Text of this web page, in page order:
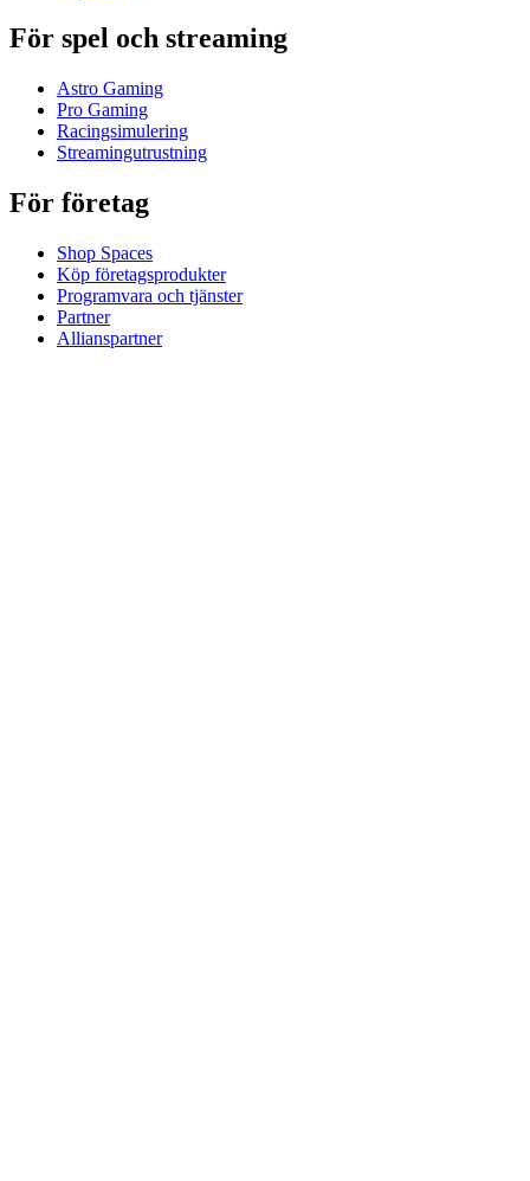
För spel och streaming
Astro Gaming
Pro Gaming
Racingsimulering
Streamingutrustning
För företag
Shop Spaces
Köp företagsprodukter
Programvara och tjänster
Partner
Allianspartner